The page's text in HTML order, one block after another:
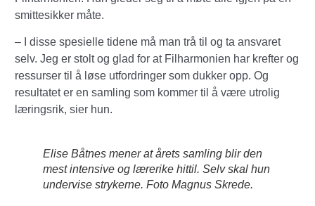
smittesikker måte.
– I disse spesielle tidene må man trå til og ta ansvaret
selv. Jeg er stolt og glad for at Filharmonien har krefter og
ressurser til å løse utfordringer som dukker opp. Og
resultatet er en samling som kommer til å være utrolig
læringsrik, sier hun.
Elise Båtnes mener at årets samling blir den
mest intensive og lærerike hittil. Selv skal hun
undervise strykerne. Foto Magnus Skrede.